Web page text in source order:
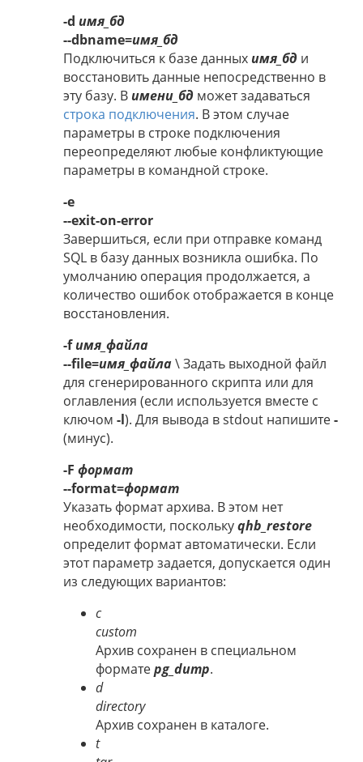
-d имя_бд
--dbname=имя_бд
Подключиться к базе данных имя_бд и
восстановить данные непосредственно в
эту базу. В имени_бд может задаваться
строка подключения. В этом случае
параметры в строке подключения
переопределяют любые конфликтующие
параметры в командной строке.
-e
--exit-on-error
Завершиться, если при отправке команд
SQL в базу данных возникла ошибка. По
умолчанию операция продолжается, а
количество ошибок отображается в конце
восстановления.
-fимя_файла
--file=имя_файла\ Задать выходной файл
для сгенерированного скрипта или для
оглавления (если используется вместе с
ключом -l). Для вывода в stdout напишите-
(минус).
-F формат
--format=формат
Указать формат архива. В этом нет
необходимости, посколькуqhb_restore
определит формат автоматически. Если
этот параметр задается, допускается один
из следующих вариантов:
c
custom
Архив сохранен в специальном
форматеpg_dump.
d
directory
Архив сохранен в каталоге.
t